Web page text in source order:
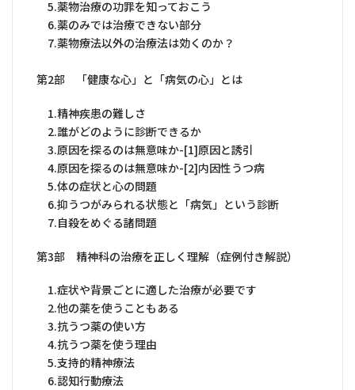
5.薬物治療の功罪を知っておこう
6.薬のみでは治療できない部分
7.薬物療法以外の治療法は効くのか？
第2部 「健康な心」と「病気の心」とは
1.精神疾患の難しさ
2.誰がどのように診断できるか
3.原因を探るのは無意味か-[1]原因と誘引
4.原因を探るのは無意味か-[2]内因性うつ病
5.体の症状と心の問題
6.抑うつがみられる状態と「病気」という診断
7.自殺をめぐる諸問題
第3部 精神科の治療を正しく理解（症例付き解説）
1.症状や背景ごとに適した治療が必要です
2.他の薬を使うこともある
3.抗うつ薬の使い方
4.抗うつ薬を使う理由
5.支持的精神療法
6.認知行動療法